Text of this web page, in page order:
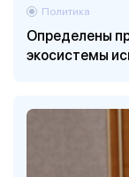
Определены
экосистемы
Политика